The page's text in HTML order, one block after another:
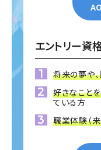
エントリー資
将来の夢や
好きなこと
ている方
職業体験（